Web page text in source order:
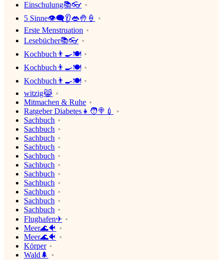
Einschulung📚👓
5 Sinne👁‍🗨👂👄🤚🍦
Erste Menstruation
Lesebücher📚👓
Kochbuch👨‍🍳🍽
Kochbuch👨‍🍳🍽
Kochbuch👨‍🍳🍽
witzig😹
Mitmachen & Ruhe
Ratgeber Diabetes👧🧑🍭💉
Sachbuch
Sachbuch
Sachbuch
Sachbuch
Sachbuch
Sachbuch
Sachbuch
Sachbuch
Sachbuch
Sachbuch
Sachbuch
Flughafen✈
Meer🌊🐠
Meer🌊🐠
Körper
Wald🌲